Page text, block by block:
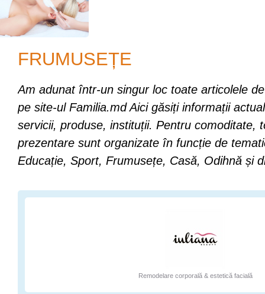
FRUMUSEȚE
Am adunat într-un singur loc toate articolele
pe site-ul Familia.md Aici găsiți informații
servicii, produse, instituții. Pentru comoditate,
prezentare sunt organizate în funcție de
Educație, Sport, Frumusețe, Casă, Odihnă și
Remodelare corporală & estetică facială